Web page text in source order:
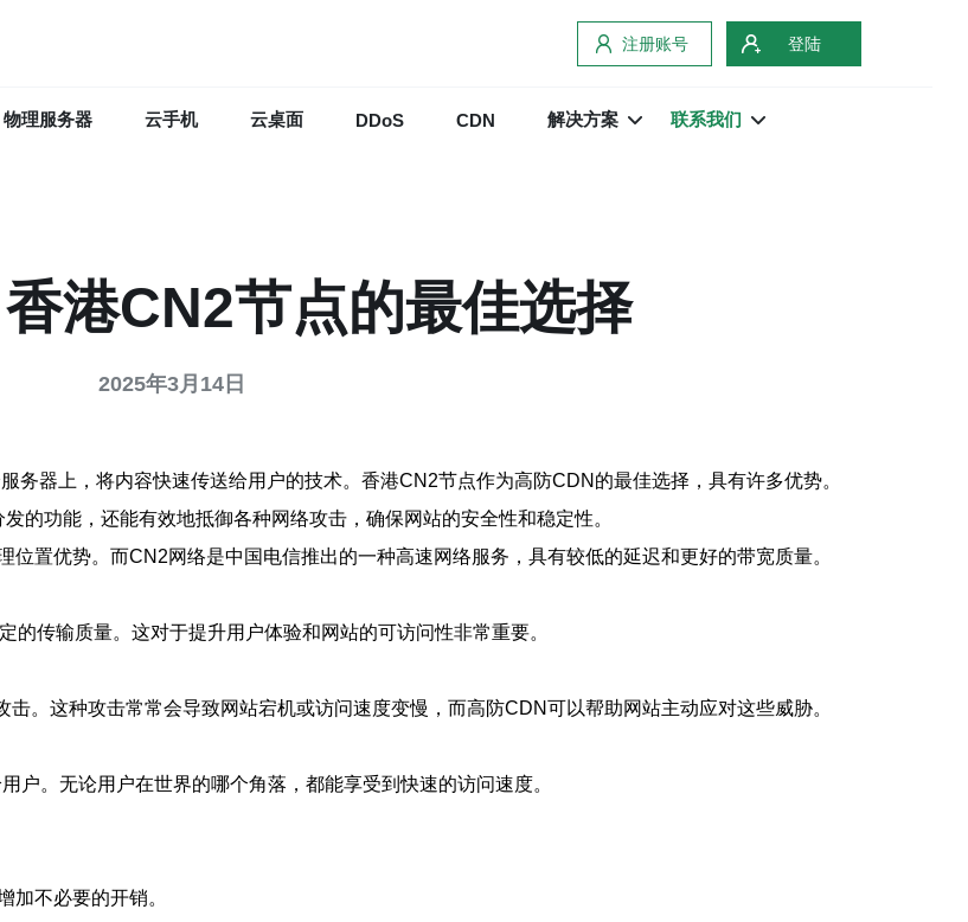
注册账号 登陆
物理服务器 云手机 云桌面 DDoS CDN 解决方案 联系我们
港CN2节点的最佳选择
2025年3月14日
器上，将内容快速传送给用户的技术。香港CN2节点作为高防CDN的最佳选择，具有许多优势。
的功能，还能有效地抵御各种网络攻击，确保网站的安全性和稳定性。
置优势。而CN2网络是中国电信推出的一种高速网络服务，具有较低的延迟和更好的带宽质量。
传输质量。这对于提升用户体验和网站的可访问性非常重要。
。这种攻击常常会导致网站宕机或访问速度变慢，而高防CDN可以帮助网站主动应对这些威胁。
。无论用户在世界的哪个角落，都能享受到快速的访问速度。
加不必要的开销。